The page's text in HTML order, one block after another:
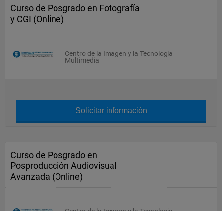
Curso de Posgrado en Fotografía
y CGI (Online)
Centro de la Imagen y la Tecnologia
Multimedia
Solicitar información
Curso de Posgrado en
Posproducción Audiovisual
Avanzada (Online)